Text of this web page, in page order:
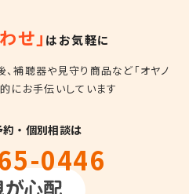
せ」 はお気軽に
、補聴器や見守り商品など「オヤノ
にお手伝いしています
・個別相談は
0446
時～18時